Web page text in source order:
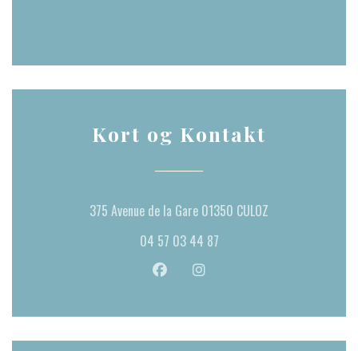
Kort og Kontakt
375 Avenue de la Gare 01350 CULOZ
04 57 03 44 87
Facebook ((åbner i et nyt vindue))
Instagram ((åbner i et nyt